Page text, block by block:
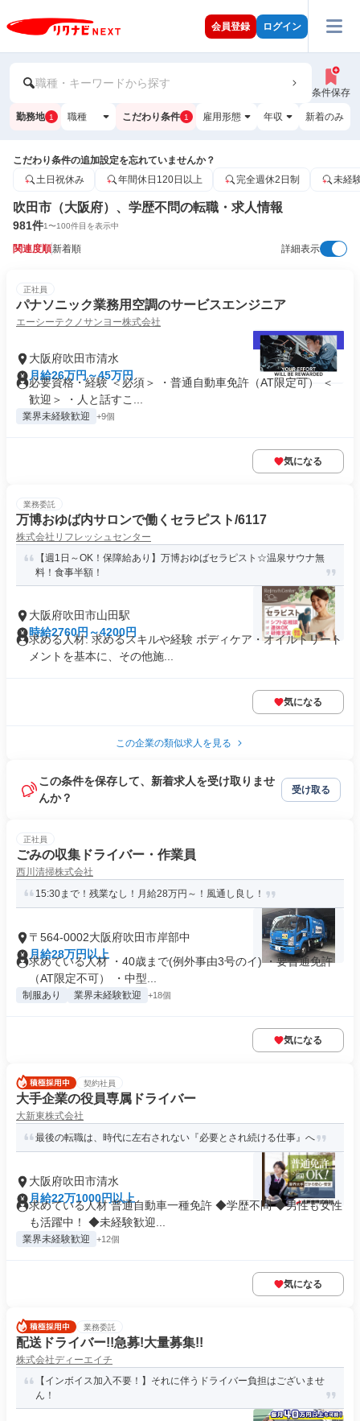
会員登録 ログイン
職種・キーワードから探す
条件保存
勤務地 1 職種 こだわり条件 1 雇用形態 年収 新着のみ
こだわり条件の追加設定を忘れていませんか？
土日祝休み
年間休日120日以上 完全週休2日制 未経
吹田市（大阪府）、学歴不問の転職・求人情報
981件1〜100件目を表示中
関連度順新着順 詳細表示
正社員
パナソニック業務用空調のサービスエンジニア
エーシーテクノサンヨー株式会社
大阪府吹田市清水
月給26万円～45万円
必要資格・経験 ＜必須＞ ・普通自動車免許（AT限定可） ＜
歓迎＞ ・人と話すこ...
業界未経験歓迎 +9個
気になる
業務委託
万博おゆば内サロンで働くセラピスト/6117
株式会社リフレッシュセンター
【週1日～OK！保障給あり】万博おゆばセラピスト☆温泉サウナ無
料！食事半額！
大阪府吹田市山田駅
時給2760円～4200円
求める人材: 求めるスキルや経験 ボディケア・オイルトリート
メントを基本に、その他施...
気になる
この企業の類似求人を見る
この条件を保存して、新着求人を受け取りませ
んか？
受け取る
正社員
ごみの収集ドライバー・作業員
西川清掃株式会社
15:30まで！残業なし！月給28万円～！風通し良し！
〒564-0002大阪府吹田市岸部中
月給28万円以上
求めている人材 ・40歳まで(例外事由3号のイ) ・要普通免許
（AT限定不可） ・中型...
制服あり 業界未経験歓迎 +18個
気になる
契約社員
大手企業の役員専属ドライバー
大新東株式会社
最後の転職は、時代に左右されない『必要とされ続ける仕事』へ
大阪府吹田市清水
月給22万1000円以上
求めている人材 普通自動車一種免許 ◆学歴不問 ◆男性も女性
も活躍中！ ◆未経験歓迎...
業界未経験歓迎 +12個
気になる
業務委託
配送ドライバー!!急募!大量募集!!
株式会社ディーエイチ
【インボイス加入不要！】それに伴うドライバー負担はございませ
ん！